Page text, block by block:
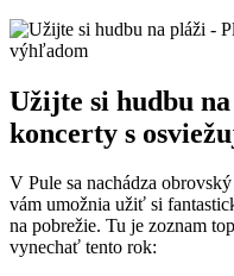
Užijte si hudbu
koncerty s
V Pule sa nachádza
vám umožnia užiť si
na pobrežie. Tu je zoznam
vynechať tento rok: